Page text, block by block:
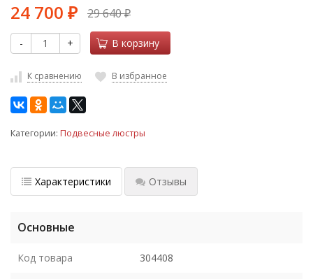
24 700 ₽ 29 640₽
- + В корзину
К сравнению В избранное
Категории: Подвесные люстры
Характеристики Отзывы
Основные
Код товара 304408